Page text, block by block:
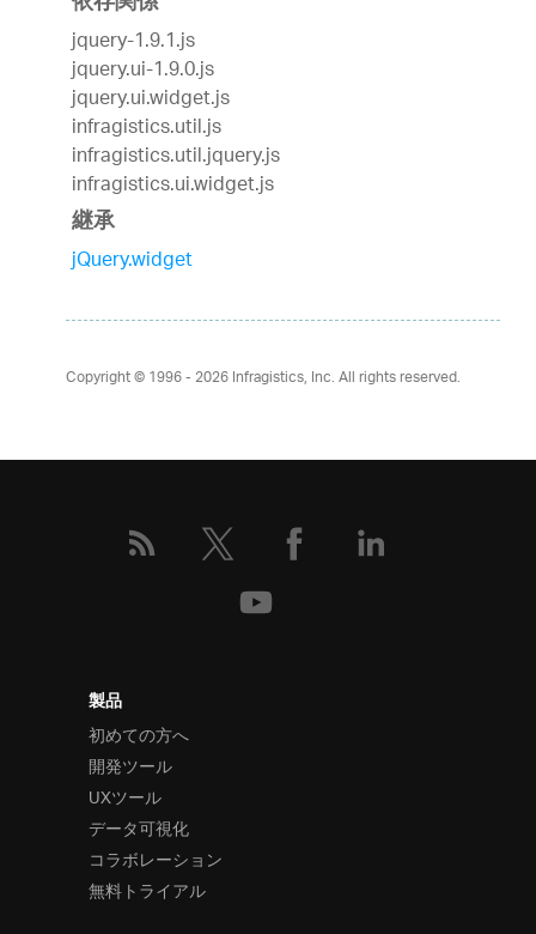
jquery-1.9.1.js
jquery.ui-1.9.0.js
jquery.ui.widget.js
infragistics.util.js
infragistics.util.jquery.js
infragistics.ui.widget.js
継承
jQuery.widget
Copyright © 1996 - 2026Infragistics, Inc. All rights reserved.
製品
初めての方へ
開発ツール
UXツール
データ可視化
コラボレーション
無料トライアル